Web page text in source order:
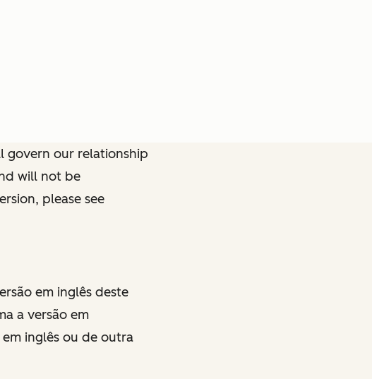
govern our relationship
will not be
please see
em inglês deste
a versão em
inglês ou de outra